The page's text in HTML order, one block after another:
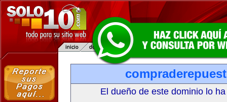
El dueño de este dominio lo